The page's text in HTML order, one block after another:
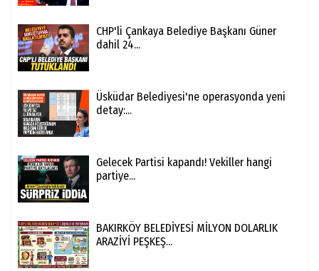
CHP'li Çankaya Belediye Başkanı Güner
dahil 24...
Üsküdar Belediyesi'ne operasyonda yeni
detay:...
Gelecek Partisi kapandı! Vekiller hangi
partiye...
BAKIRKÖY BELEDİYESİ MİLYON DOLARLIK
ARAZİYİ PEŞKEŞ...